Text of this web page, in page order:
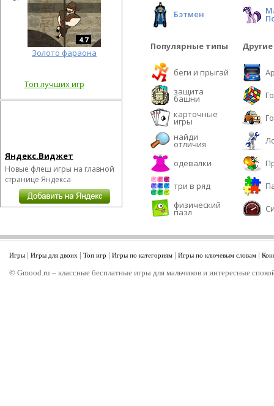
4.7
Золото фараона
Топ лучших игр
Яндекс.Виджет
Новые флеш игры на главной
странице Яндекса
Бэтмен
Популярные типы
беги и прыгай
защита
башни
карточные
игры
найди
отличия
одевалки
три в ряд
физический
пазл
Игры | Игры для двоих | Топ игр | Игры по категориям | Игры по ключевым словам |
© Gmood.ru – классные бесплатные игры для мальчиков и интересные